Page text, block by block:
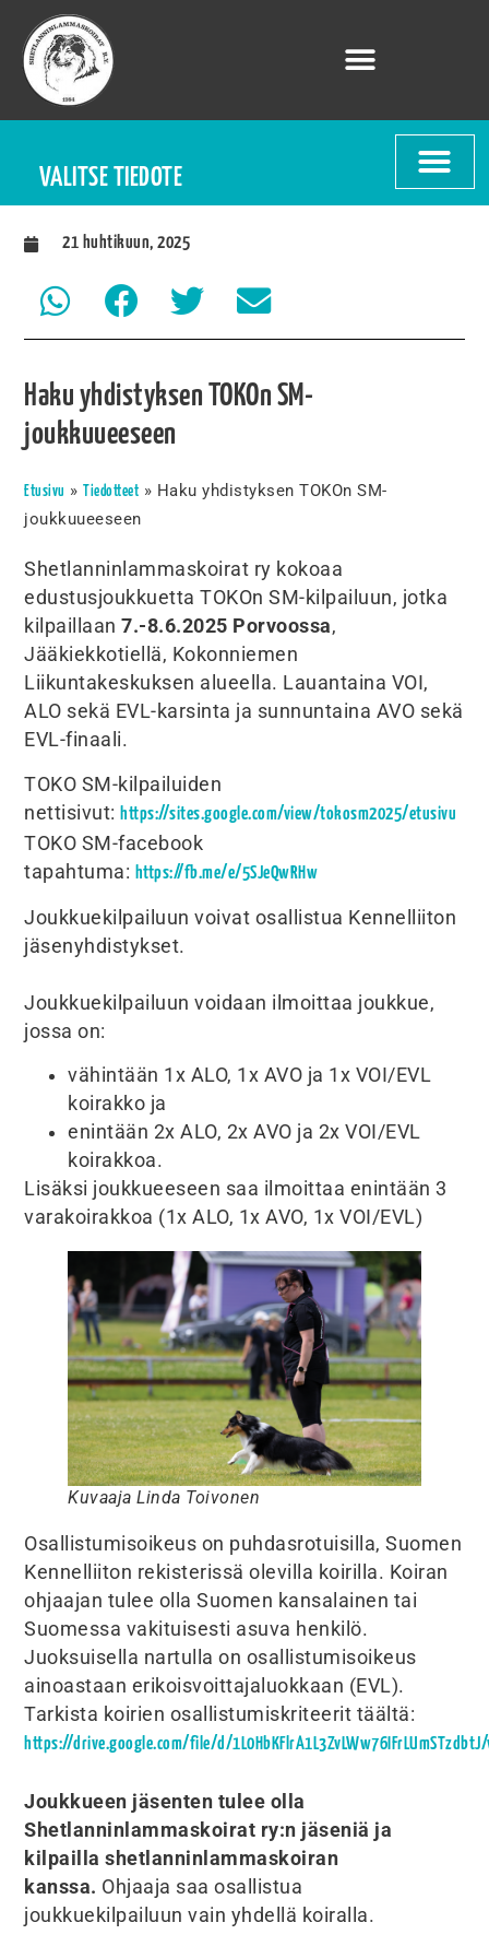
21 huhtikuun, 2025
Haku yhdistyksen TOKOn SM-
joukkuueeseen
Etusivu » Tiedotteet » Haku yhdistyksen TOKOn SM-
joukkuueeseen
Shetlanninlammaskoirat ry kokoaa
edustusjoukkuetta TOKOn SM-kilpailuun, jotka
kilpaillaan7.-8.6.2025 Porvoossa,
Jääkiekkotiellä, Kokonniemen
Liikuntakeskuksen alueella. Lauantaina VOI,
ALO sekä EVL-karsinta ja sunnuntaina AVO sekä
EVL-finaali.
TOKO SM-kilpailuiden
nettisivut:https://sites.google.com/view/tokosm2025/etusivu
TOKO SM-facebook
tapahtuma: https://fb.me/e/5SJeQwRHw
Joukkuekilpailuun voivat osallistua Kennelliiton
jäsenyhdistykset.
Joukkuekilpailuun voidaan ilmoittaa joukkue,
jossa on:
vähintään 1x ALO, 1x AVO ja 1x VOI/EVL
koirakko ja
enintään 2x ALO, 2x AVO ja 2x VOI/EVL
koirakkoa.
Lisäksi joukkueeseen saa ilmoittaa enintään 3
varakoirakkoa (1x ALO, 1x AVO, 1x VOI/EVL)
Kuvaaja Linda Toivonen
Osallistumisoikeus on puhdasrotuisilla, Suomen
Kennelliiton rekisterissä olevilla koirilla. Koiran
ohjaajan tulee olla Suomen kansalainen tai
Suomessa vakituisesti asuva henkilö.
Juoksuisella nartulla on osallistumisoikeus
ainoastaan erikoisvoittajaluokkaan (EVL).
Tarkista koirien osallistumiskriteerit täältä:
https://drive.google.com/file/d/
Joukkueen jäsenten tulee olla
Shetlanninlammaskoirat ry:n jäseniä ja
kilpailla shetlanninlammaskoiran
kanssa. Ohjaaja saa osallistua
joukkuekilpailuun vain yhdellä koiralla.
VALITSE TIEDOTE